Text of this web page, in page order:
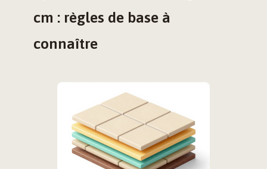
cm : règles de base à
connaître